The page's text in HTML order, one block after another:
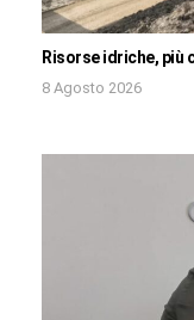
Risorse idriche, più
8 Agosto 2026